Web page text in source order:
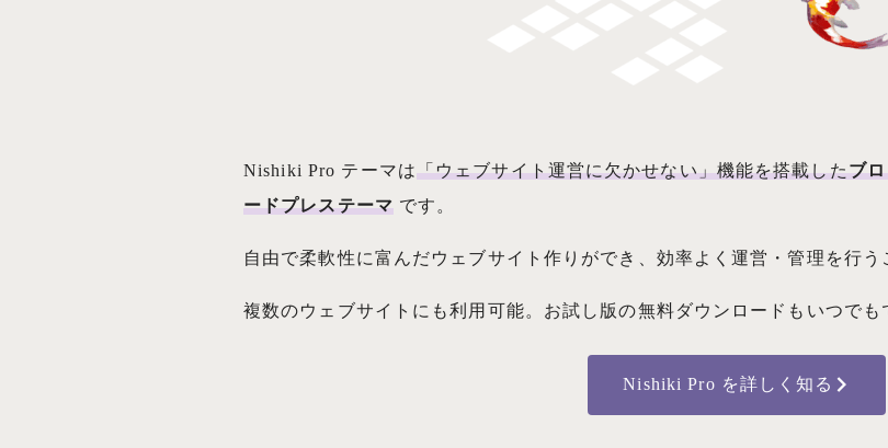
Nishiki Pro テーマは「ウェブサイト運営に欠かせない」機能を搭載したブ
ードプレステーマです。
自由で柔軟性に富んだウェブサイト作りができ、効率よく運営・管理を行う
複数のウェブサイトにも利用可能。お試し版の無料ダウンロードもいつでも
Nishiki Pro を詳しく知る